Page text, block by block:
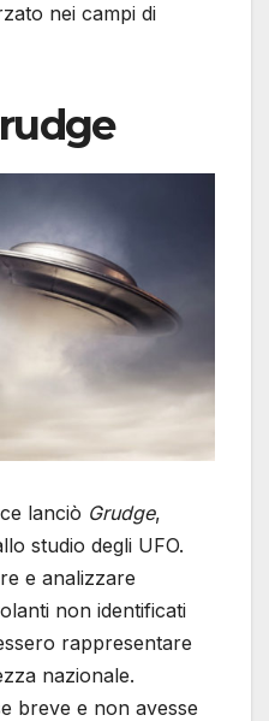
nei campi di
lanciò Grudge,
studio degli UFO.
e analizzare
non identificati
rappresentare
nazionale.
breve e non avesse